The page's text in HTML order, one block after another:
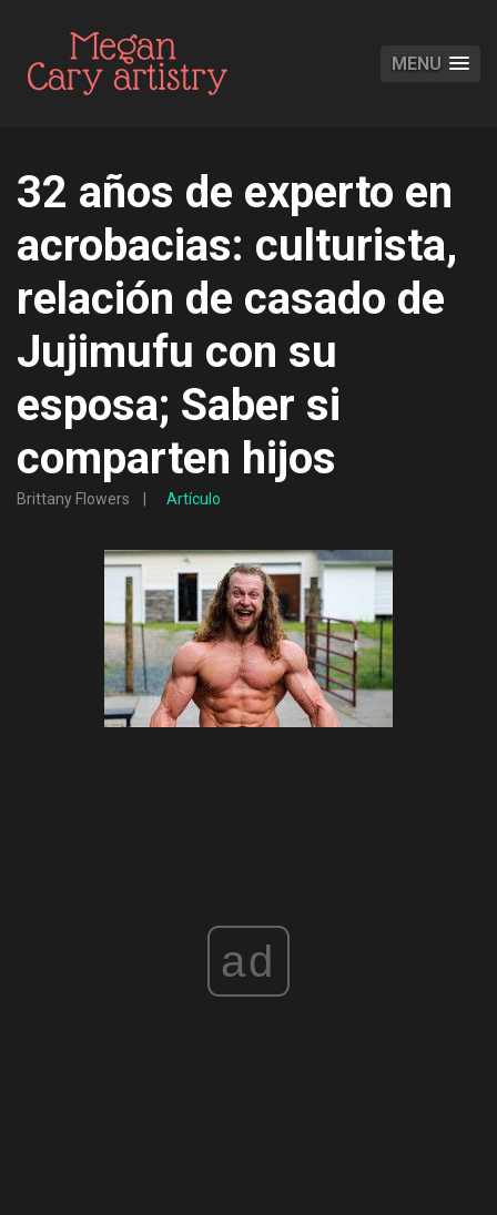
MENU
32 años de experto en
acrobacias: culturista,
relación de casado de
Jujimufu con su
esposa; Saber si
comparten hijos
Brittany Flowers Artículo
ad